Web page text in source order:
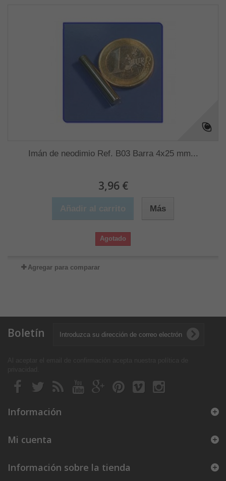
Imán de neodimio Ref. B03 Barra 4x25 mm...
3,96 €
Más
Agotado
Agregar para comparar
Boletín
Información
Mi cuenta
Información sobre la tienda